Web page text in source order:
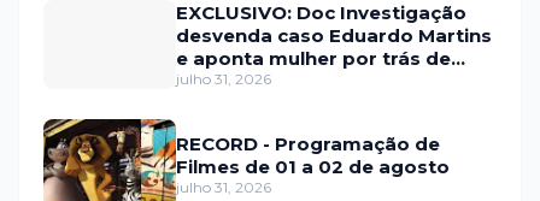
EXCLUSIVO: Doc Investigação
desvenda caso Eduardo Martins
e aponta mulher por trás de
fraude internacional
julho 31, 2026
RECORD - Programação de
Filmes de 01 a 02 de agosto
julho 31, 2026